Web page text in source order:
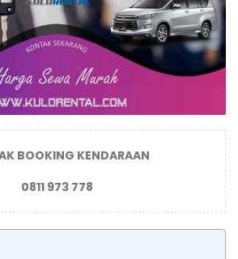
BOOKING KENDARAAN
0811 973 778